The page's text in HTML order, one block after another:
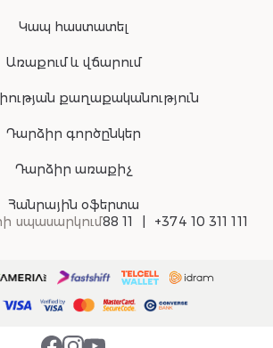
Կապ հաստատել
Առաքում և վճարում
քաղաքականություն
Դարձիր գործընկեր
Դարձիր առաքիչ
Հանրային օֆերտա
սպասարկում88 11 +374 10 311 111